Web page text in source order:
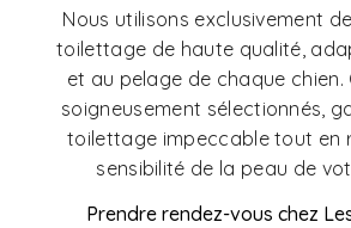
Nous utilisons exclusivement
toilettage de haute qualité,
et au pelage de chaque chien.
soigneusement sélectionnés,
toilettage impeccable tout en
sensibilité de la peau de
Prendre rendez-vous chez